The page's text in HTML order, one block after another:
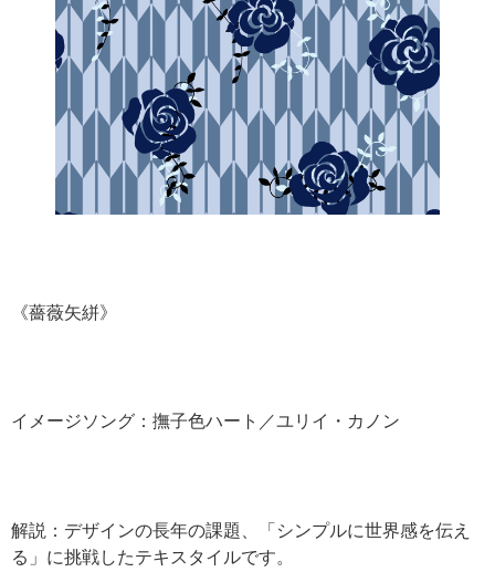
《薔薇矢絣》
イメージソング：撫子色ハート／ユリイ・カノン
解説：デザインの長年の課題、「シンプルに世界感を伝え
る」に挑戦したテキスタイルです。